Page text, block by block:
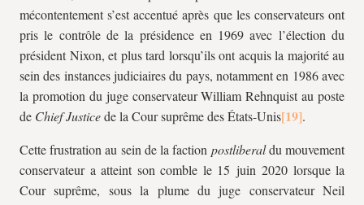
mécontentement s’est accentué après que les conservateurs ont
pris le contrôle de la présidence en 1969 avec l’élection du
président Nixon, et plus tard lorsqu’ils ont acquis la majorité au
sein des instances judiciaires du pays, notamment en 1986 avec
la promotion du juge conservateur William Rehnquist au poste
de Chief Justicede la Cour suprême des États-Unis
.
Cette frustration au sein de la faction postliberaldu mouvement
conservateur a atteint son comble le 15 juin 2020 lorsque la
Cour suprême, sous la plume du juge conservateur Neil